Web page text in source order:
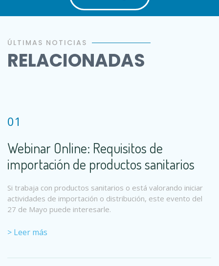
ÚLTIMAS NOTICIAS
RELACIONADAS
01
Webinar Online: Requisitos de
importación de productos sanitarios
Si trabaja con productos sanitarios o está valorando iniciar
actividades de importación o distribución, este evento del
27 de Mayo puede interesarle.
> Leer más